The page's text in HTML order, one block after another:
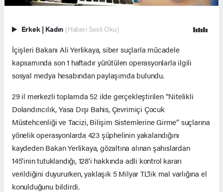
Erkek | Kadın (Haberi Sesli Oku)
İçişleri Bakanı Ali Yerlikaya, siber suçlarla mücadele
kapsamında son 1 haftadır yürütülen operasyonlarla ilgili
sosyal medya hesabından paylaşımda bulundu.
29 il merkezli toplamda 52 ilde gerçekleştirilen “Nitelikli
Dolandırıcılık, Yasa Dışı Bahis, Çevrimiçi Çocuk
Müstehcenliği ve Tacizi, Bilişim Sistemlerine Girme” suçlarına
yönelik operasyonlarda 423 şüphelinin yakalandığını
kaydeden Bakan Yerlikaya, gözaltına alınan şahıslardan
145'inin tutuklandığı, 128'i hakkında adli kontrol kararı
verildiğini duyururken, yaklaşık 5 Milyar TL’lik mal varlığına el
konulduğunu bildirdi.